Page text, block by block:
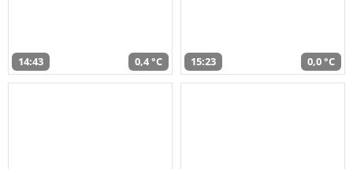
14:43 0,4 °C 15:23 0,0 °C